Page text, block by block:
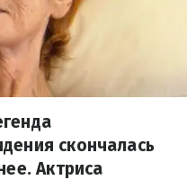
скончалась
Актриса